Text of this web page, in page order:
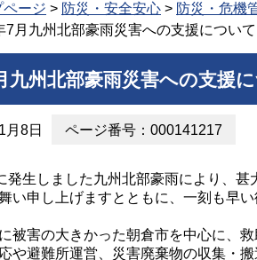
ページ > 防災・安全安心 > 防災・危機
7月九州北部豪雨災害への支援について
九州北部豪雨災害への支援
月8日 ページ番号：000141217
生しました九州北部豪雨により、甚
い申し上げますとともに、一刻も早い
被害の大きかった朝倉市を中心に、
や避難所運営、災害廃棄物の収集・搬